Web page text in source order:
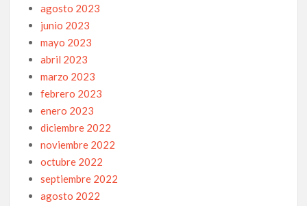
agosto 2023
junio 2023
mayo 2023
abril 2023
marzo 2023
febrero 2023
enero 2023
diciembre 2022
noviembre 2022
octubre 2022
septiembre 2022
agosto 2022